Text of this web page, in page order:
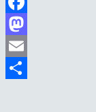
Facebook
Mastodon
Email